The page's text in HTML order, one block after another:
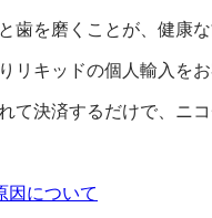
を磨くことが、健康
キッドの個人輸入を
決済するだけで、ニ
因について